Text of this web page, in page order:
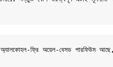
অ্যালকোহল-ফ্রি অয়েল-বেসড পারফিউম